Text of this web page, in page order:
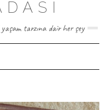
tarzına dair her şey